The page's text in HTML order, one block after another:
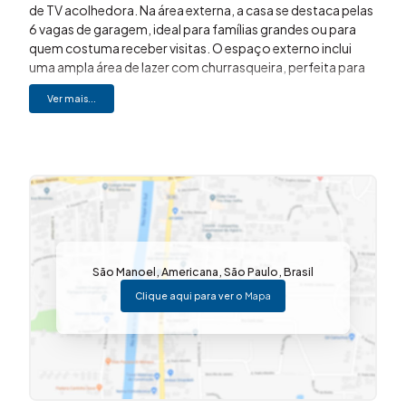
de TV acolhedora. Na área externa, a casa se destaca pelas
6 vagas de garagem, ideal para famílias grandes ou para
quem costuma receber visitas. O espaço externo inclui
uma ampla área de lazer com churrasqueira, perfeita para
confraternizações, além de uma área de serviço funcional
que atende às necessidades do dia a dia. Situada em uma
financiamento e estuda permuta. Gostou? Entre em
contato. (19) 3648-8494. Imovibe imóveis. A imobiliária
que causa magia em VOCÊ!
Ver mais...
São Manoel,Americana,São Paulo,Brasil
Clique aqui para ver o Mapa